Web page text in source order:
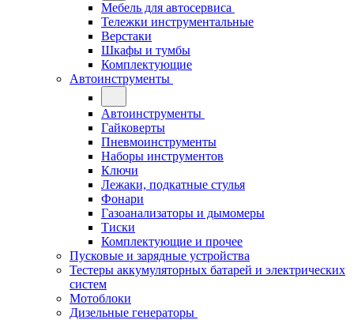
Мебель для автосервиса
Тележки инструментальные
Верстаки
Шкафы и тумбы
Комплектующие
Автоинструменты
Автоинструменты
Гайковерты
Пневмоинструменты
Наборы инструментов
Ключи
Лежаки, подкатные стулья
Фонари
Газоанализаторы и дымомеры
Тиски
Комплектующие и прочее
Пусковые и зарядные устройства
Тестеры аккумуляторных батарей и электрических
систем
Мотоблоки
Дизельные генераторы